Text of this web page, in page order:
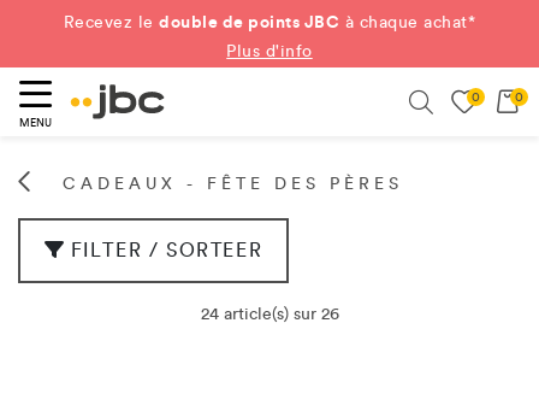
Recevez ledouble de points JBC à chaque achat*
Plus d'info
MENU
0 0
CADEAUX - FÊTE DES PÈRES
FILTER / SORTEER
24 article(s) sur 26